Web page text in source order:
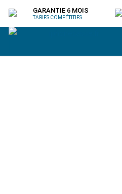
GARANTIE 6 MOIS
TARIFS COMPÉTITIFS